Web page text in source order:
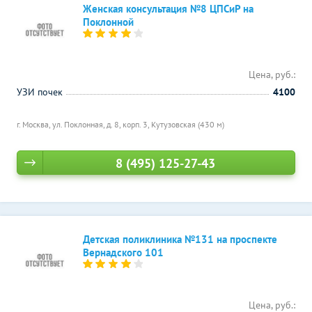
Женская консультация №8 ЦПСиР на
Поклонной
г. Москва, ул. Поклонная, д. 8, корп. 3, Кутузовская (430 м)
Цена, руб.:
УЗИ почек
4100
8 (495) 125-27-43
Детская поликлиника №131 на проспекте
Вернадского 101
Цена, руб.: